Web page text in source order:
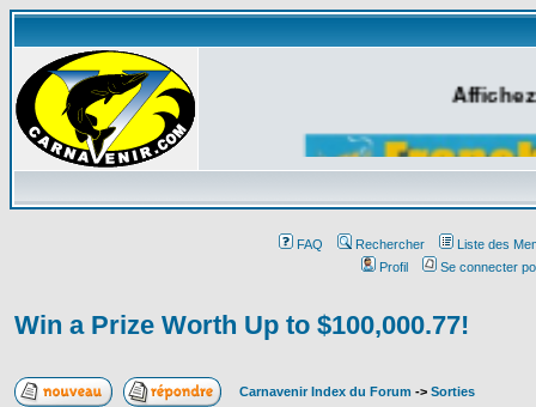
FAQ Rechercher
Liste des
Profil
Se connecter
Win a Prize Worth Up to $100,000.77!
Carnavenir Index du Forum -> Sorties